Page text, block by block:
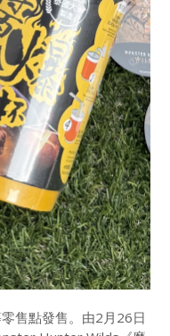
售點發售。由2月26日